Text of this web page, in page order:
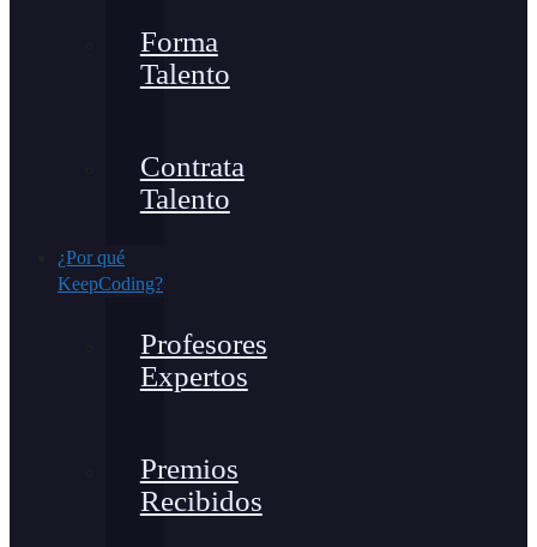
Forma
Talento
Contrata
Talento
¿Por qué
KeepCoding?
Profesores
Expertos
Premios
Recibidos